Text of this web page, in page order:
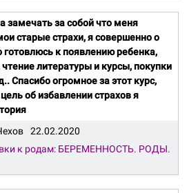
замечать за собой что меня
старые страхи, я совершенно о
готовлюсь к появлению ребенка,
литературы и курсы, покупки
Спасибо огромное за этот курс,
об избавлении страхов я
22.02.2020
к родам: БЕРЕМЕННОСТЬ. РОДЫ.